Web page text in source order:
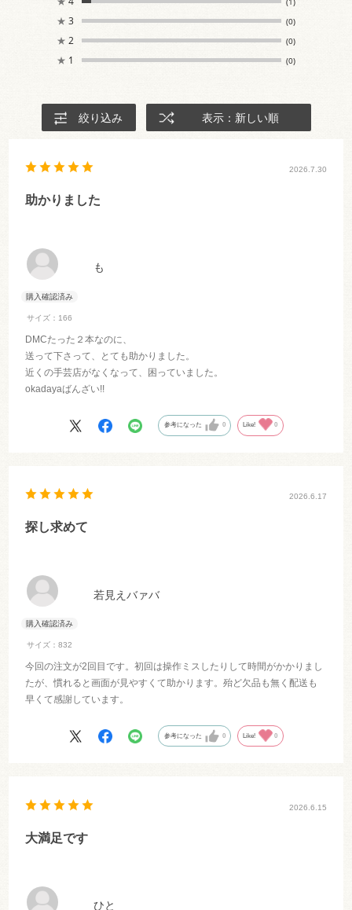
★ 3 (0)
★ 2 (0)
★ 1 (0)
絞り込み 表示：新しい順
も
サイズ：166
2026.7.30
助かりました
DMCたった２本なのに、
送って下さって、とても助かりました。
近くの手芸店がなくなって、困っていました。
okadayaばんざい!!
参考になった 0 Like! 0
若見えバァバ
サイズ：832
2026.6.17
探し求めて
今回の注文が2回目です。初回は操作ミスしたりして時間がかかりまし
たが、慣れると画面が見やすくて助かります。殆ど欠品も無く配送も
早くて感謝しています。
参考になった 0 Like! 0
ひと
2026.6.15
大満足です